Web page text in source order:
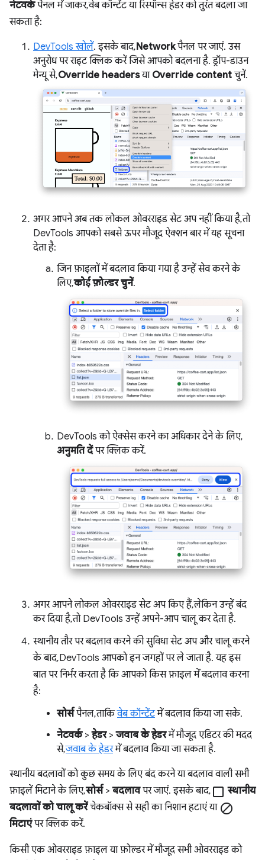
नेटवर्कपैनल में जाकर, वेब कॉन्टेंट या रिस्पॉन्स हेडर को तुरंत बदला जा
सकता है:
DevTools खोलें. इसके बाद,Networkपैनल पर जाएं. उस
अनुरोध पर राइट क्लिक करें जिसे आपको बदलना है. ड्रॉप-डाउन
मेन्यू से,Override headersया Override content चुनें.
अगर आपने अब तक लोकल ओवरराइड सेट अप नहीं किया है, तो
DevTools आपको सबसे ऊपर मौजूद ऐक्शन बार में यह सूचना
देता है:
जिन फ़ाइलों में बदलाव किया गया है उन्हें सेव करने के
लिए,कोई फ़ोल्डर चुनें.
DevTools को ऐक्सेस करने का अधिकार देने के लिए,
अनुमति देंपर क्लिक करें.
अगर आपने लोकल ओवरराइड सेट अप किए हैं, लेकिन उन्हें बंद
कर दिया है, तो DevTools उन्हें अपने-आप चालू कर देता है.
स्थानीय तौर पर बदलाव करने की सुविधा सेट अप और चालू करने
के बाद, DevTools आपको इन जगहों पर ले जाता है. यह इस
बात पर निर्भर करता है कि आपको किस फ़ाइल में बदलाव करना
है:
सोर्सपैनल, ताकिवेब कॉन्टेंटमें बदलाव किया जा सके.
नेटवर्क>हेडर>जवाब के हेडरमें मौजूद एडिटर की मदद
से,जवाब के हेडरमें बदलाव किया जा सकता है.
स्थानीय बदलावों को कुछ समय के लिए बंद करने या बदलाव वाली सभी
फ़ाइलें मिटाने के लिए,सोर्स>बदलावपर जाएं. इसके बाद, check_box_outline_blank स्थानीय
बदलावों को चालू करेंचेकबॉक्स से सही का निशान हटाएं या block
मिटाएंपर क्लिक करें.
किसी एक ओवरराइड फ़ाइल या फ़ोल्डर में मौजूद सभी ओवरराइड को